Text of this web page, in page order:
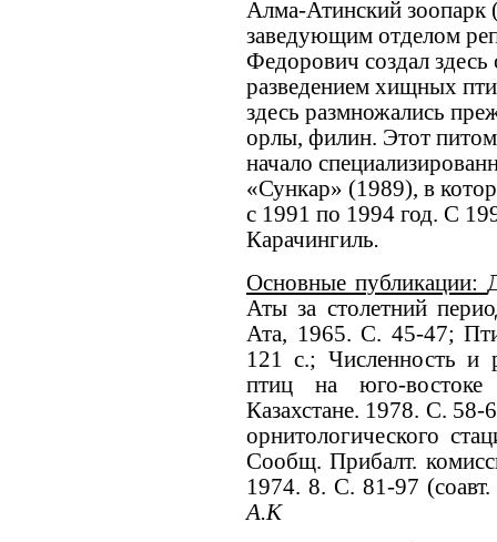
Алма-Атинский зоопарк
заведующим отделом
Федорович создал
разведением хищных
здесь размножались
орлы, филин. Этот
начало
«Сункар» (1989), в
с 1991 по 1994 год. С
Карачингиль.
Основные публикации:
Аты за столетний
Ата, 1965. С. 45-47;
121 с.; Численность и
птиц на юго-востоке
Казахстане. 1978. С.
орнитологического
Сообщ. Прибалт.
1974. 8. С. 81-97
А.К